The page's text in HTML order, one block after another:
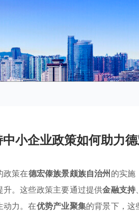
小企业政策如何助力
政策在德宏傣族景颇族自治州的实施
。这些政策主要通过提供金融支持
动力。在优势产业聚集的背景下，这